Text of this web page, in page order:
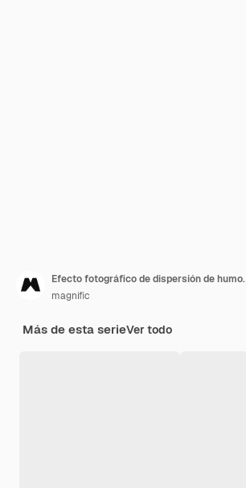
Efecto fotográfico de dispersión de humo.
magnific
Más de esta serieVer todo